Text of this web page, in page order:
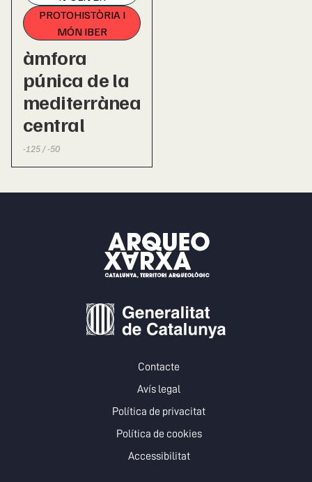
PROTOHISTÒRIA I
MÓN IBER
àmfora
púnica de la
mediterrànea
central
-125 / -50
Contacte
Avís legal
Política de privacitat
Política de cookies
Accessibilitat